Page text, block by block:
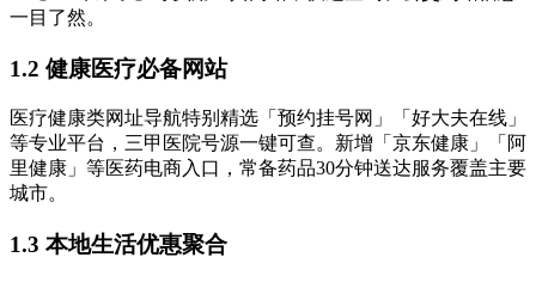
一目了然。
1.2 健康医疗必备网站
医疗健康类网址导航特别精选「预约挂号网」「好大夫在线」
等专业平台，三甲医院号源一键可查。新增「京东健康」「阿
里健康」等医药电商入口，常备药品30分钟送达服务覆盖主要
城市。
1.3 本地生活优惠聚合